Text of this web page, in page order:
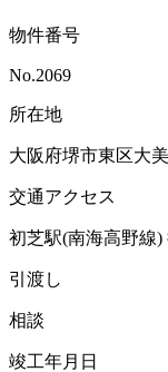
物件番号
No.2069
所在地
大阪府堺市東区大
交通アクセス
初芝駅(南海高野線)
引渡し
相談
竣工年月日